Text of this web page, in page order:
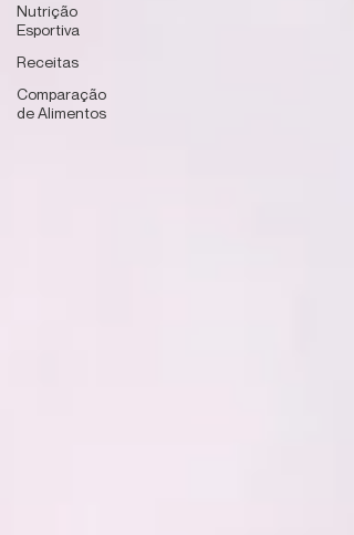
Nutrição
Esportiva
Receitas
Comparação
de Alimentos